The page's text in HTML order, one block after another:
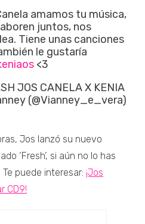
amamos tu música,
juntos, nos
Tiene unas canciones
le gustaría
<3
JOS CANELA X KENIA
(@Vianney_e_vera)
Jos lanzó su nuevo
‘Fresh’, si aún no lo has
puede interesar: ¡Jos
CD9!